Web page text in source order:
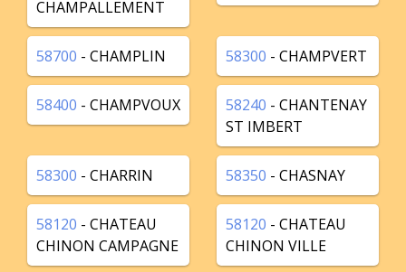
CHAMPALLEMENT
58700 - CHAMPLIN 58300 - CHAMPVERT
58400 - CHAMPVOUX 58240 - CHANTENAY
ST IMBERT
58300 - CHARRIN 58350 - CHASNAY
58120 - CHATEAU
CHINON CAMPAGNE
58120 - CHATEAU
CHINON VILLE